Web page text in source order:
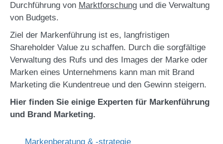
Durchführung von Marktforschung und die Verwaltung
von Budgets.
Ziel der Markenführung ist es, langfristigen
Shareholder Value zu schaffen. Durch die sorgfältige
Verwaltung des Rufs und des Images der Marke oder
Marken eines Unternehmens kann man mit Brand
Marketing die Kundentreue und den Gewinn steigern.
Hier finden Sie einige Experten für Markenführung
und Brand Marketing.
Markenberatung & -strategie